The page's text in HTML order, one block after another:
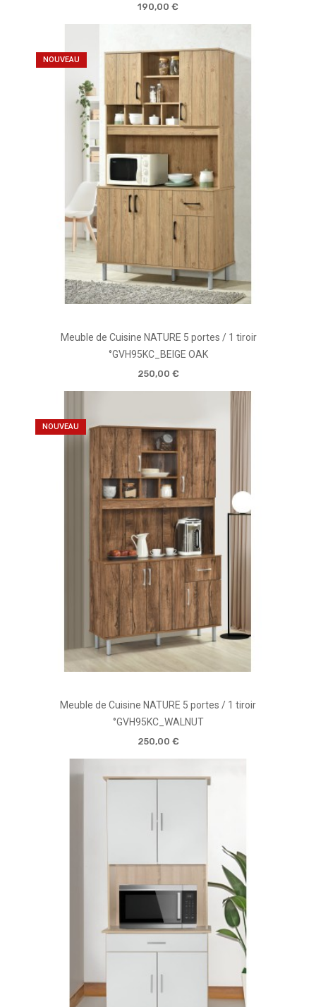
190,00 €
NOUVEAU
Meuble de Cuisine NATURE 5 portes / 1 tiroir
°GVH95KC_BEIGE OAK
250,00 €
NOUVEAU
Meuble de Cuisine NATURE 5 portes / 1 tiroir
°GVH95KC_WALNUT
250,00 €